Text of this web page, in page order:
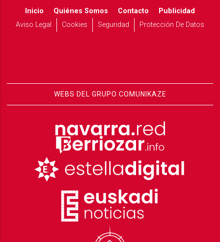
Inicio Quiénes Somos Contacto
Publicidad
Aviso Legal
Cookies Seguridad Protección De Datos
WEBS DEL GRUPO COMUNIKAZE